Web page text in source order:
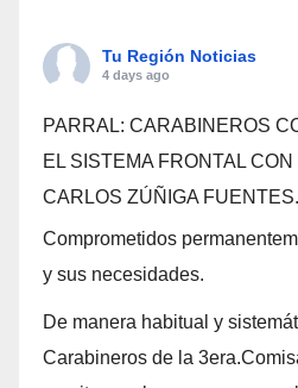
Tu Región Noticias
4 days ago
PARRAL: CARABINEROS
EL SISTEMA FRONTAL
CARLOS ZÚÑIGA FUENTES.
Comprometidos
y sus necesidades.
De manera habitual y
Carabineros de la